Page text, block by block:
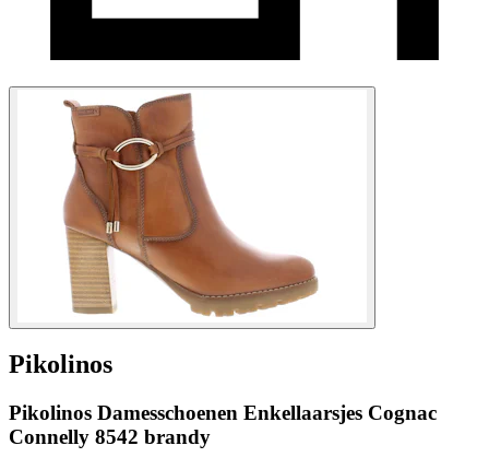
Pikolinos
Pikolinos Damesschoenen Enkellaarsjes Cognac
Connelly 8542 brandy